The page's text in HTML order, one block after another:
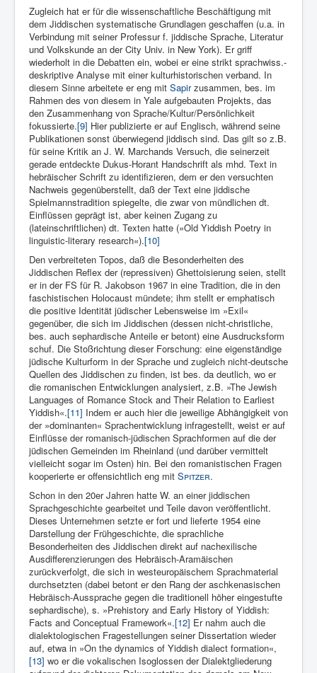
Zugleich hat er für die wissenschaftliche Beschäftigung mit
dem Jiddischen systematische Grundlagen geschaffen (u.a. in
Ver­bindung mit seiner Professur f. jiddische Sprache, Literatur
und Volkskunde an der City Univ. in New York). Er griff
wiederholt in die Debatten ein, wobei er eine strikt sprachwiss.-
deskriptive Analyse mit ei­ner kulturhistorischen verband. In
diesem Sinne arbeitete er eng mit Sapirzusammen, bes. im
Rahmen des von diesem in Yale aufgebauten Projekts, das
den Zusammenhang von Sprache/Kultur/Persönlichkeit
fokussierte.[9] Hier publizierte er auf Englisch, während seine
Publikationen sonst überwiegend jid­disch sind. Das gilt so z.B.
für seine Kritik an J. W. Marchands Versuch, die seinerzeit
gerade entdeckte Dukus-Horant Handschrift als mhd. Text in
hebräischer Schrift zu identifizieren, dem er den versuchten
Nachweis gegenüberstellt, daß der Text eine jiddische
Spielmannstradition spiegelte, die zwar von mündlichen dt.
Einflüs­sen geprägt ist, aber keinen Zugang zu
(lateinschriftlichen) dt. Texten hatte (»Old Yiddish Poetry in
linguistic-literary rese­arch«).[10]
Den verbreiteten Topos, daß die Besonderheiten des
Jiddischen Reflex der (repressiven) Ghettoisie­rung seien, stellt
er in der FS für R. Jakobson 1967 in eine Tradi­tion, die in den
faschistischen Holocaust mündete; ihm stellt er emphatisch
die positive Identität jüdischer Lebensweise im »Exil«
gegenüber, die sich im Jiddischen (dessen nicht-christliche,
bes. auch sephardische Anteile er betont) eine Ausdrucksform
schuf. Die Stoßrichtung dieser Forschung: eine eigenständige
jüdische Kultur­form in der Sprache und zugleich nicht-deutsche
Quellen des Jiddi­schen zu finden, ist bes. da deutlich, wo er
die romanischen Ent­wicklungen analysiert, z.B. »The Jewish
Languages of Romance Stock and Their Relation to Earliest
Yiddish«.[11] Indem er auch hier die jeweilige Abhängigkeit von
der »dominanten« Sprachentwicklung infragestellt, weist er auf
Einflüsse der romanisch-jüdischen Sprachformen auf die der
jüdi­schen Gemeinden im Rheinland (und darüber vermittelt
vielleicht sogar im Osten) hin. Bei den romanistischen Fragen
kooperierte er offensichtlich eng mit Spitzer.
Schon in den 20er Jahren hatte W. an einer jiddischen
Sprachge­schichte gearbeitet und Teile davon veröffentlicht.
Dieses Unter­nehmen setzte er fort und lieferte 1954 eine
Darstellung der Frühgeschichte, die sprachliche
Besonderheiten des Jiddischen di­rekt auf nachexilische
Ausdifferenzierungen des Hebräisch-Aramäi­schen
zurückverfolgt, die sich in westeuropäischem Sprachmaterial
durchsetzten (dabei betont er den Rang der aschkenasischen
He­bräisch-Aussprache gegen die traditionell höher eingestufte
se­phardische), s. »Prehistory and Early History of Yiddish:
Facts and Conceptual Framework«.[12] Er nahm auch die
dialektologischen Fragestellungen seiner Dissertation wieder
auf, etwa in »On the dynamics of Yiddish dialect formation«,
[13] wo er die vokalischen Isoglossen der Dialektgliederung